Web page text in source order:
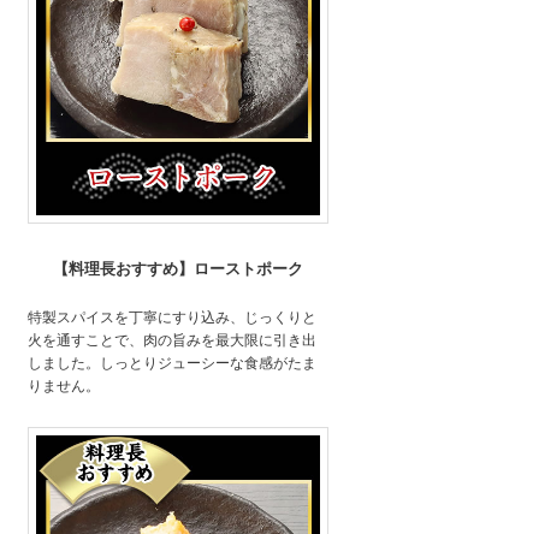
【料理長おすすめ】ローストポーク
特製スパイスを丁寧にすり込み、じっくりと
火を通すことで、肉の旨みを最大限に引き出
しました。しっとりジューシーな食感がたま
りません。